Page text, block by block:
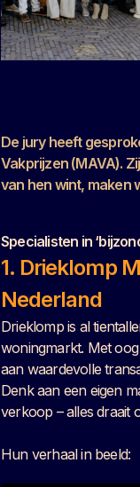
De jury heeft
Vakprijzen (MAVA).
van hen wint, maken
Specialisten in
1. Drieklomp
Nederland
Drieklomp is al
woningmarkt. Met
aan waardevolle
Denk aan een eigen
verkoop – alles draait
Hun verhaal in beeld: